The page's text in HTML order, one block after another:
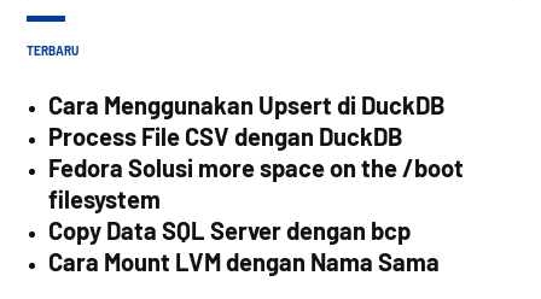
TERBARU
Cara Menggunakan Upsert di DuckDB
Process File CSV dengan DuckDB
Fedora Solusi more space on the /boot
filesystem
Copy Data SQL Server dengan bcp
Cara Mount LVM dengan Nama Sama